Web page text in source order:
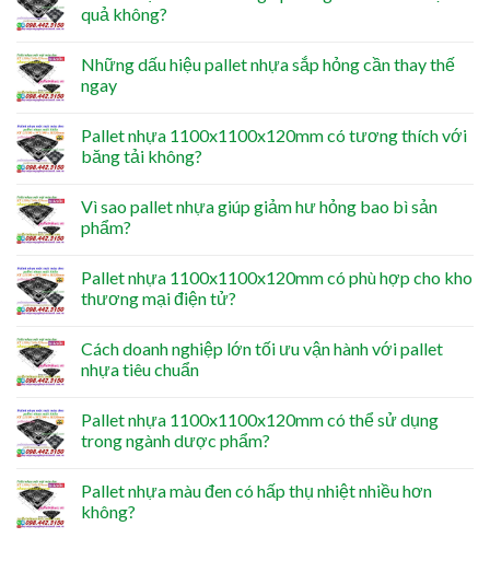
quả không?
Những dấu hiệu pallet nhựa sắp hỏng cần thay thế
ngay
Pallet nhựa 1100x1100x120mm có tương thích với
băng tải không?
Vì sao pallet nhựa giúp giảm hư hỏng bao bì sản
phẩm?
Pallet nhựa 1100x1100x120mm có phù hợp cho kho
thương mại điện tử?
Cách doanh nghiệp lớn tối ưu vận hành với pallet
nhựa tiêu chuẩn
Pallet nhựa 1100x1100x120mm có thể sử dụng
trong ngành dược phẩm?
Pallet nhựa màu đen có hấp thụ nhiệt nhiều hơn
không?